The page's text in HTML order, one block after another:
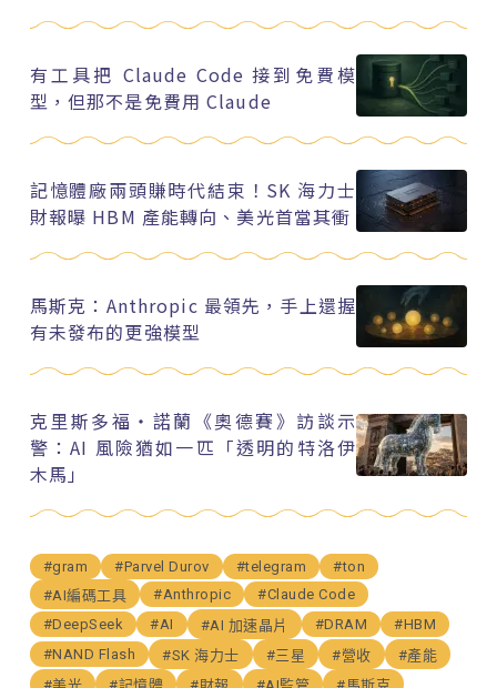
有工具把 Claude Code 接到免費模
型，但那不是免費用 Claude
記憶體廠兩頭賺時代結束！SK 海力士
財報曝 HBM 產能轉向、美光首當其衝
馬斯克：Anthropic 最領先，手上還握
有未發布的更強模型
克里斯多福・諾蘭《奧德賽》訪談示
警：AI 風險猶如一匹「透明的特洛伊
木馬」
#gram #Parvel Durov #telegram
#ton
#AI編碼工具
#Anthropic
#Claude Code
#DeepSeek
#AI #AI 加速晶片 #DRAM
#HBM
#NAND Flash
#SK 海力士 #三星 #營收
#產能